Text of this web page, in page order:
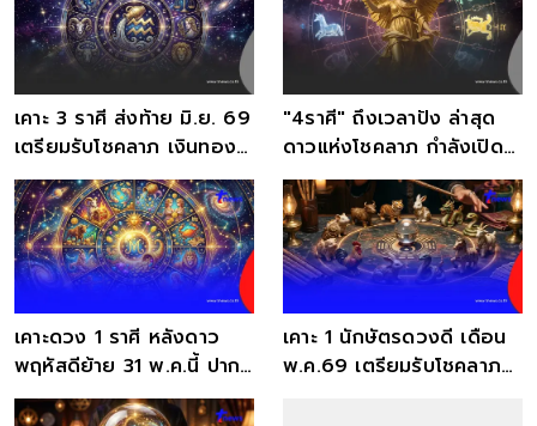
เคาะ 3 ราศี ส่งท้าย มิ.ย. 69
เตรียมรับโชคลาภ เงินทอง
ไหลมาเทมา
"4ราศี" ถึงเวลาปัง ล่าสุด
ดาวแห่งโชคลาภ กำลังเปิด
ทาง แล้ว
เคาะดวง 1 ราศี หลังดาว
พฤหัสดีย้าย 31 พ.ค.นี้ ปาก
พารวย เตรียมรับโชคลาภ
เคาะ 1 นักษัตรดวงดี เดือน
พ.ค.69 เตรียมรับโชคลาภ